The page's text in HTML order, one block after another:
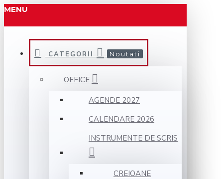
MENU
CATEGORII Noutati
OFFICE
AGENDE 2027
CALENDARE 2026
INSTRUMENTE DE SCRIS
CREIOANE